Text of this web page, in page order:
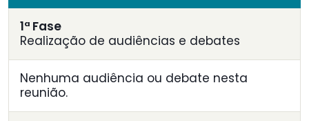
1ª Fase
Realização de audiências e debates
Nenhuma audiência ou debate nesta
reunião.